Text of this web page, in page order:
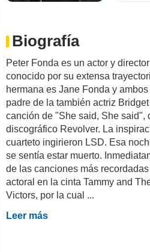
Biografía
Peter Fonda es un actor y
conocido por su extensa
hermana es Jane Fonda y
padre de la también actriz
canción de "She said, She said",
discográfico Revolver. La
cuarteto ingirieron LSD. Esa
se sentía estar muerto.
de las canciones más
actoral en la cinta Tammy and
Victors, por la cual ...
Leer más